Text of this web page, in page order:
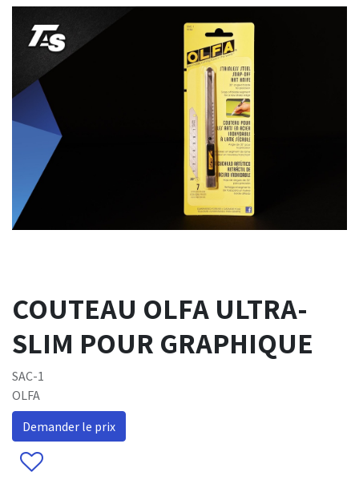
COUTEAU OLFA ULTRA-
SLIM POUR GRAPHIQUE
SAC-1
OLFA
Demander le prix